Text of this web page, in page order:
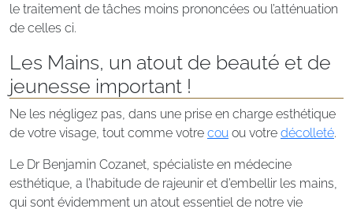
le traitement de tâches moins prononcées ou l’atténuation
de celles ci.
Les Mains, un atout de beauté et de
jeunesse important !
Ne les négligez pas, dans une prise en charge esthétique
de votre visage, tout comme votre cou ou votre décolleté.
Le Dr Benjamin Cozanet, spécialiste en médecine
esthétique, a l’habitude de rajeunir et d’embellir les mains,
qui sont évidemment un atout essentiel de notre vie